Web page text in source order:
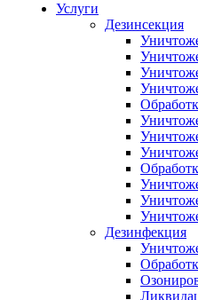
Услуги
Дезинсекция
Дезинфекция